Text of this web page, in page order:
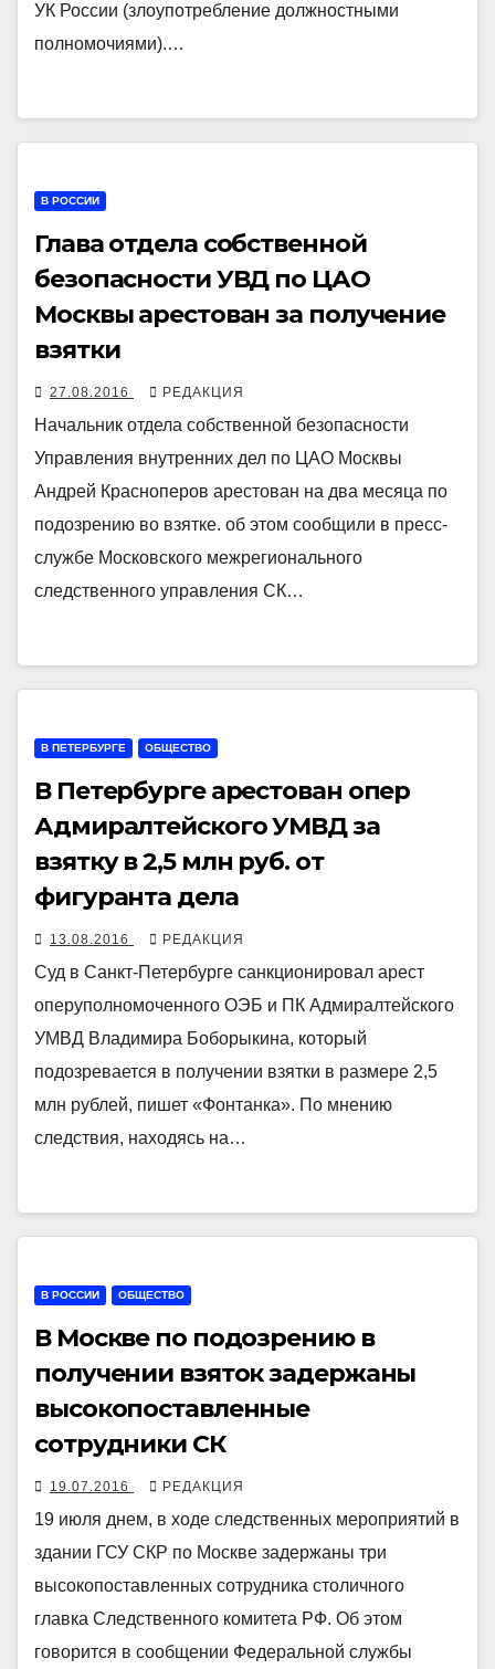
УК России (злоупотребление должностными
полномочиями).…
В РОССИИ
Глава отдела собственной
безопасности УВД по ЦАО
Москвы арестован за получение
взятки
27.08.2016 РЕДАКЦИЯ
Начальник отдела собственной безопасности
Управления внутренних дел по ЦАО Москвы
Андрей Красноперов арестован на два месяца по
подозрению во взятке. об этом сообщили в пресс-
службе Московского межрегионального
следственного управления СК…
В ПЕТЕРБУРГЕ ОБЩЕСТВО
В Петербурге арестован опер
Адмиралтейского УМВД за
взятку в 2,5 млн руб. от
фигуранта дела
13.08.2016 РЕДАКЦИЯ
Суд в Санкт-Петербурге санкционировал арест
оперуполномоченного ОЭБ и ПК Адмиралтейского
УМВД Владимира Боборыкина, который
подозревается в получении взятки в размере 2,5
млн рублей, пишет «Фонтанка». По мнению
следствия, находясь на…
В РОССИИ ОБЩЕСТВО
В Москве по подозрению в
получении взяток задержаны
высокопоставленные
сотрудники СК
19.07.2016 РЕДАКЦИЯ
19 июля днем, в ходе следственных мероприятий в
здании ГСУ СКР по Москве задержаны три
высокопоставленных сотрудника столичного
главка Следственного комитета РФ. Об этом
говорится в сообщении Федеральной службы